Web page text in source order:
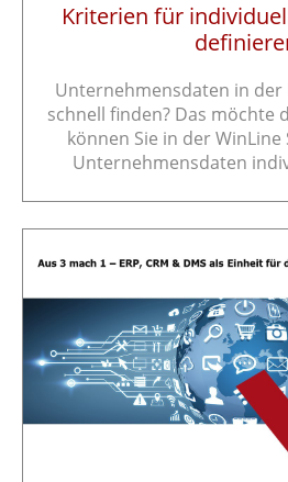
Kriterien für
Unternehmensdaten in der
schnell finden? Das möchte
können Sie in der
Unternehmensdaten